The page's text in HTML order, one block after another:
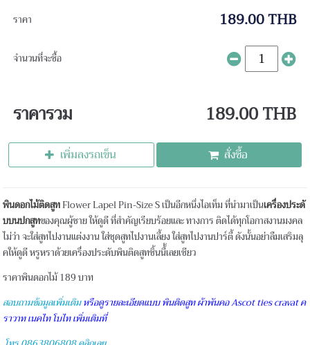
ราคา 189.00 THB
จำนวนที่จะซื้อ
ราคารวม 189.00 THB
เพิ่มลงรถเข็น สั่งซื้อ
พินดอกไม้ติดสูทFlower Lapel Pin-Size S เป็นอีกหนึ่งไอเท็ม ที่นำมาเป็นเครื่องประดั
บบนปกสูทของคุณผู้ชาย ให้ดูดี ที่สำคัญเรียบร้อยและ ทางการ ติดได้ทุกโอกาสงานมงคล
ไม่ว่า จะใส่สูทไปงานแต่งงาน ใส่ชุดสูทไปงานเลี้ยง ใส่สูทไปงานปาร์ตี้ ดังนั้นอย่าลืมเสริมลุ
คให้ดูดี หรูหราด้วยเครื่องประดับพินติดสูทชิ้นนี้้เลยเชียว
ราคาพินดอกไม้ 189 บาท
สอบถามข้อมูลเพิ่มเติมหรือดูรายละเอียดแบบ พินติดสูท ผ้าพันคอ Ascot ties cravat ค
ราวาท เนคไท โบไท เพิ่มเติมที่